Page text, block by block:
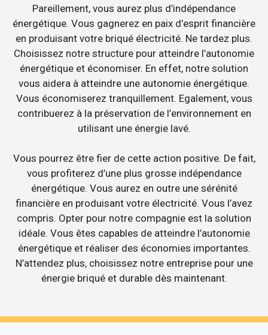
Pareillement, vous aurez plus d’indépendance
énergétique. Vous gagnerez en paix d’esprit financière
en produisant votre briqué électricité. Ne tardez plus.
Choisissez notre structure pour atteindre l’autonomie
énergétique et économiser. En effet, notre solution
vous aidera à atteindre une autonomie énergétique.
Vous économiserez tranquillement. Egalement, vous
contribuerez à la préservation de l’environnement en
utilisant une énergie lavé.
Vous pourrez être fier de cette action positive. De fait,
vous profiterez d’une plus grosse indépendance
énergétique. Vous aurez en outre une sérénité
financière en produisant votre électricité. Vous l’avez
compris. Opter pour notre compagnie est la solution
idéale. Vous êtes capables de atteindre l’autonomie
énergétique et réaliser des économies importantes.
N’attendez plus, choisissez notre entreprise pour une
énergie briqué et durable dès maintenant.